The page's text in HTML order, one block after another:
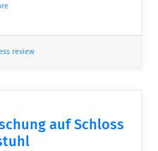
review
auf Schloss